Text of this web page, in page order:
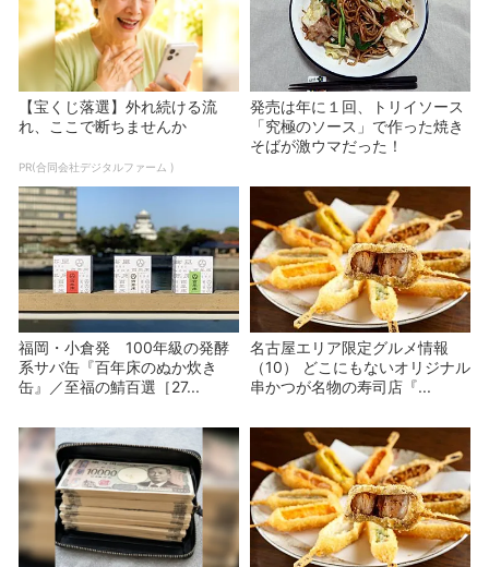
【宝くじ落選】外れ続ける流
れ、ここで断ちませんか
PR(合同会社デジタルファーム )
発売は年に１回、トリイソース
「究極のソース」で作った焼き
そばが激ウマだった！
福岡・小倉発 100年級の発酵
系サバ缶『百年床のぬか炊き
缶』／至福の鯖百選［27...
名古屋エリア限定グルメ情報
（10） どこにもないオリジナル
串かつが名物の寿司店『...